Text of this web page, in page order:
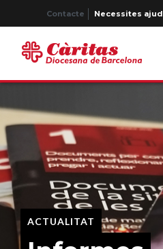
Contacte Necessites
ACTUALITAT